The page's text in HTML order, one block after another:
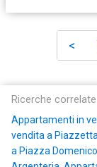
<
Ricerche correlate
Appartamenti in
vendita a
a Piazza